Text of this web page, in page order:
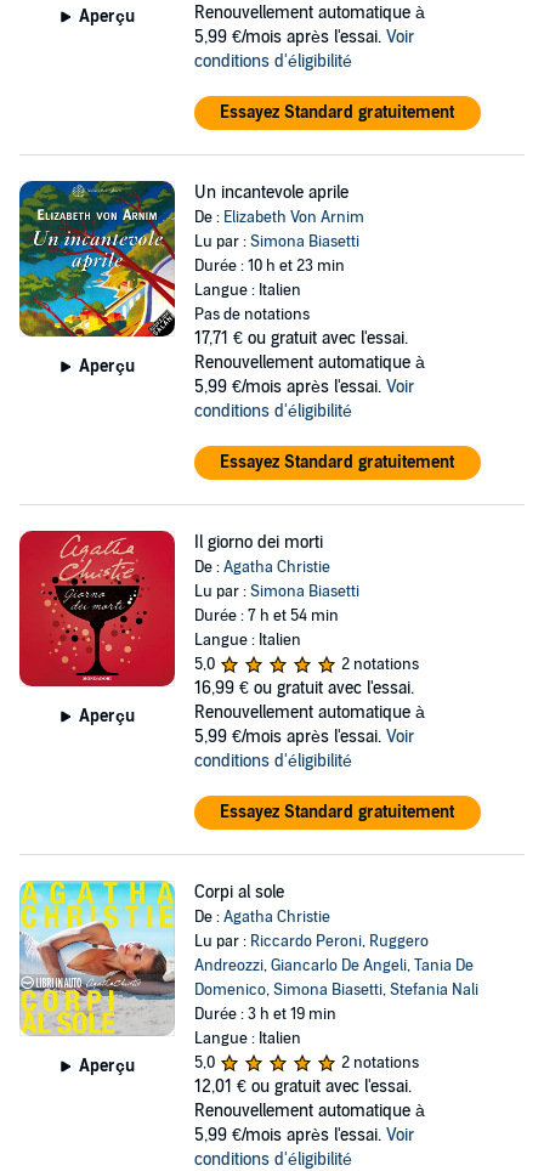
Aperçu
Renouvellement automatique à
5,99 €/mois après l'essai. Voir
conditions d'éligibilité
Essayez Standard gratuitement
Aperçu
Un incantevole aprile
De : Elizabeth Von Arnim
Lu par :Simona Biasetti
Durée : 10 h et 23 min
Langue : Italien
Pas de notations
17,71 € ou gratuit avec l'essai.
Renouvellement automatique à
5,99 €/mois après l'essai. Voir
conditions d'éligibilité
Essayez Standard gratuitement
Aperçu
Il giorno dei morti
De :Agatha Christie
Lu par :Simona Biasetti
Durée : 7 h et 54 min
Langue : Italien
5,0
2 notations
16,99 € ou gratuit avec l'essai.
Renouvellement automatique à
5,99 €/mois après l'essai. Voir
conditions d'éligibilité
Essayez Standard gratuitement
Aperçu
Corpi al sole
De :Agatha Christie
Lu par : Riccardo Peroni, Ruggero
Andreozzi,Giancarlo De Angeli,Tania De
Domenico,Simona Biasetti,Stefania Nali
Durée : 3 h et 19 min
Langue : Italien
5,0
2 notations
12,01 € ou gratuit avec l'essai.
Renouvellement automatique à
5,99 €/mois après l'essai. Voir
conditions d'éligibilité